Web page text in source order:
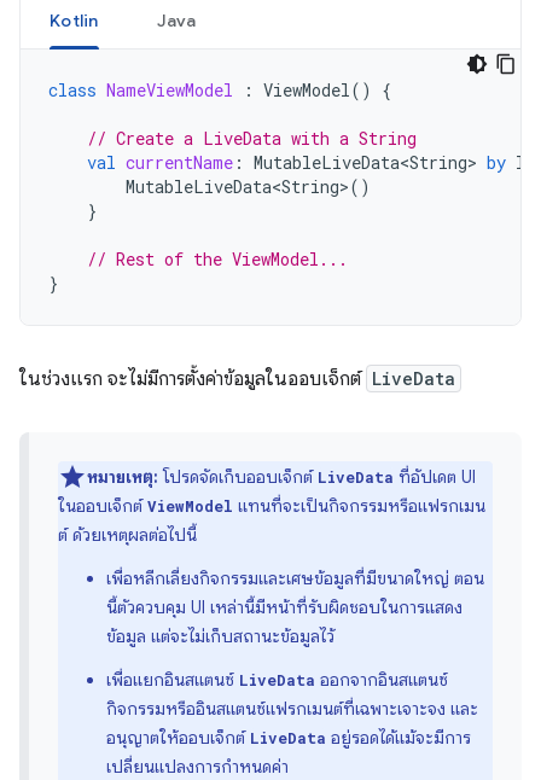
Kotlin Java
class NameViewModel : ViewModel() {
// Create a LiveData with a String
val currentName : MutableLiveData<String> by
MutableLiveData<String>()
}
// Rest of the ViewModel...
}
ในช่วงแรก จะไม่มีการตั้งค่าข้อมูลในออบเจ็กต์ LiveData
หมายเหตุ: โปรดจัดเก็บออบเจ็กต์ LiveData ที่อัปเดต UI
ในออบเจ็กต์ViewModel แทนที่จะเป็นกิจกรรมหรือแฟรกเมน
ต์ ด้วยเหตุผลต่อไปนี้
เพื่อหลีกเลี่ยงกิจกรรมและเศษข้อมูลที่มีขนาดใหญ่ ตอน
นี้ตัวควบคุม UI เหล่านี้มีหน้าที่รับผิดชอบในการแสดง
ข้อมูล แต่จะไม่เก็บสถานะข้อมูลไว้
เพื่อแยกอินสแตนซ์ LiveData ออกจากอินสแตนซ์
กิจกรรมหรืออินสแตนซ์แฟรกเมนต์ที่เฉพาะเจาะจง และ
อนุญาตให้ออบเจ็กต์ LiveData อยู่รอดได้แม้จะมีการ
เปลี่ยนแปลงการกําหนดค่า